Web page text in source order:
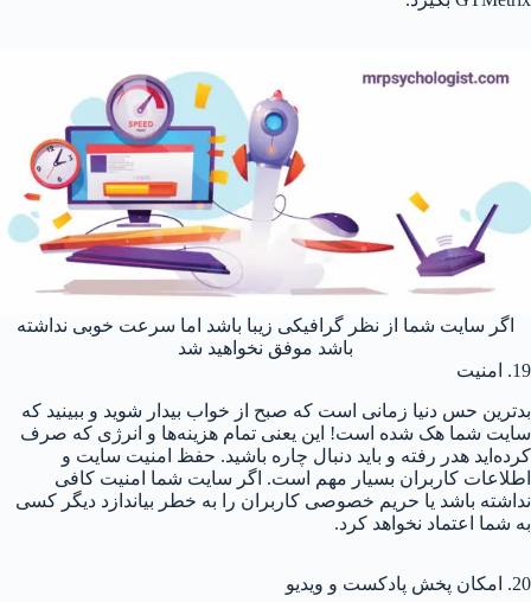
اگر سایت شما از نظر گرافیکی زیبا باشد اما سرعت خوبی نداشته
باشد موفق نخواهید شد
19. امنیت
بدترین حس دنیا زمانی است که صبح از خواب بیدار شوید و ببینید که
سایت شما هک شده است! این یعنی تمام هزینه‌ها و انرژی که صرف
کرده‌اید هدر رفته و باید دنبال چاره باشید. حفظ امنیت سایت و
اطلاعات کاربران بسیار مهم است. اگر سایت شما امنیت کافی
نداشته باشد یا حریم خصوصی کاربران را به خطر بیاندازد دیگر کسی
به شما اعتماد نخواهد کرد.
20. امکان پخش پادکست و ویدیو